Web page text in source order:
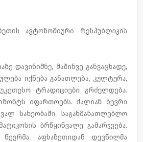
ავტონომიური რესპუბლიკის
დავინიშნე, მაშინვე განვაცხადე,
იქნება განათლება, კულტურა,
ტრადიციები გრძელდება.
იფართოებს. ძალიან ბევრი
სახეობაში, საგანმანათლებლო
ბრწყინვალე გამარჯვება.
აფხაზეთიდან დევნილმა